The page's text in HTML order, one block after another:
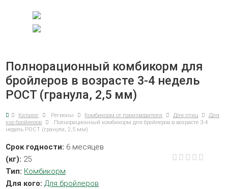
Полнорационный комбикорм для
бройлеров в возрасте 3-4 недель
РОСТ (гранула, 2,5 мм)
Каталог Регионы Комбикорм от производителя Для птиц
Для
кур бройлеров
Полнорационный комбикорм для бройлеров в возрасте 3-4
недель РОСТ (гранула, 2,5 мм)
Срок годности: 6 месяцев
(кг): 25
Тип: Комбикорм
Для кого: Для бройлеров